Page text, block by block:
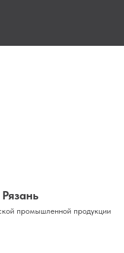
промышленной продукции